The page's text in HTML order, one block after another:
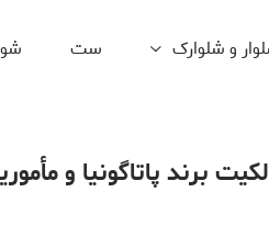
و شلوارک ست
برند پاتاگونیا و